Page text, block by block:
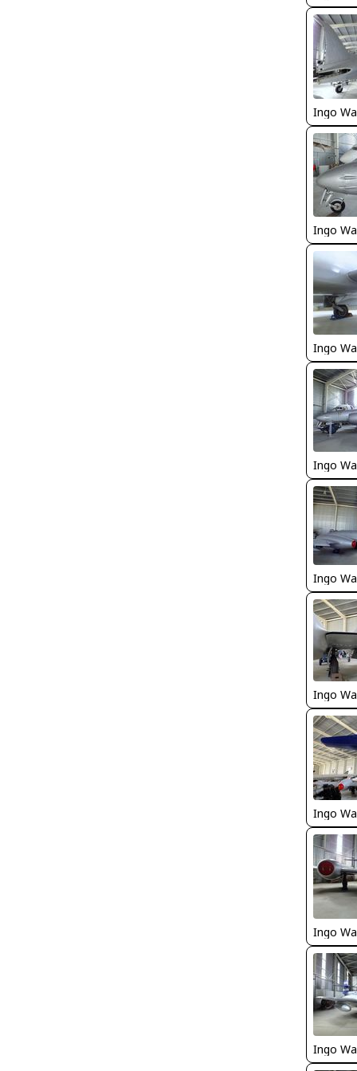
Ingo
Ingo
Ingo
Ingo
Ingo
Ingo
Ingo
Ingo
Ingo